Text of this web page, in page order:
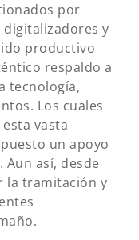
por
digitalizadores y
productivo
respaldo a
tecnología,
Los cuales
vasta
un apoyo
así, desde
la tramitación y